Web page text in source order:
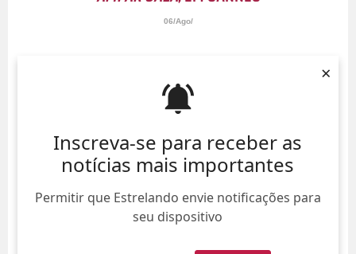
Inscreva-se para receber as
notícias mais importantes
Permitir que Estrelando envie notificações para
seu dispositivo
×
06/Ago/